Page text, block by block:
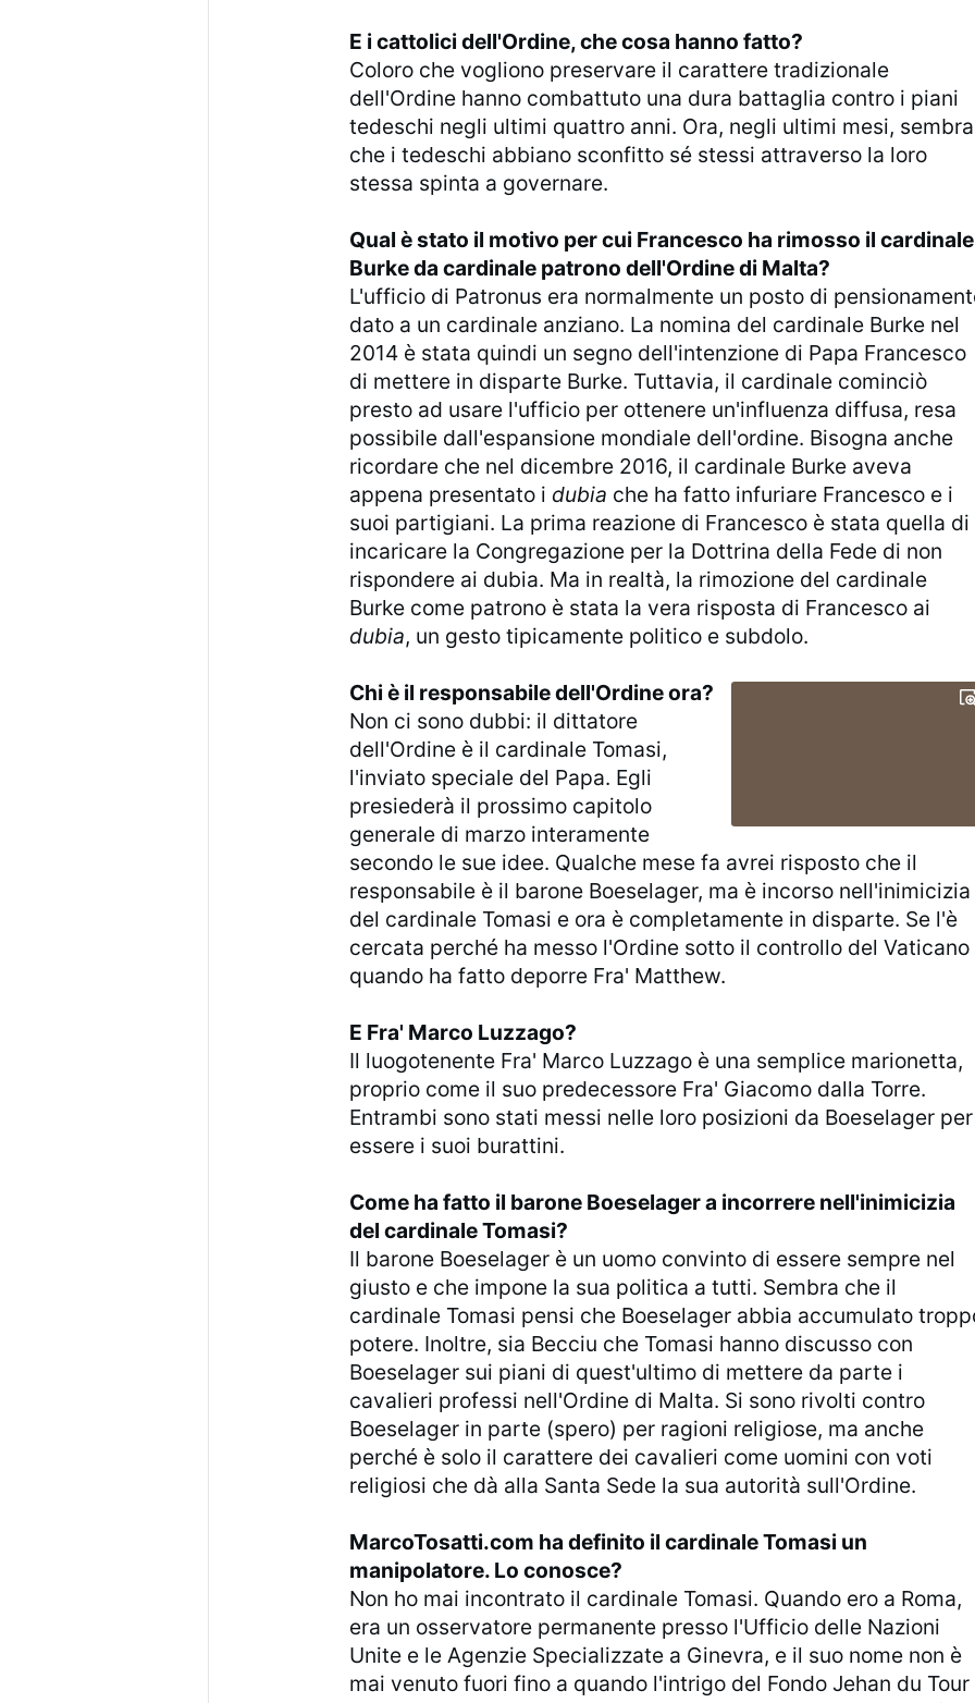
E i cattolici dell'Ordine, che cosa hanno fatto?
Coloro che vogliono preservare il carattere tradizionale
dell'Ordine hanno combattuto una dura battaglia contro i piani
tedeschi negli ultimi quattro anni. Ora, negli ultimi mesi, sembra
che i tedeschi abbiano sconfitto sé stessi attraverso la loro
stessa spinta a governare.
Qual è stato il motivo per cui Francesco ha rimosso il cardinale
Burke da cardinale patrono dell'Ordine di Malta?
L'ufficio di Patronus era normalmente un posto di
dato a un cardinale anziano. La nomina del cardinale Burke nel
2014 è stata quindi un segno dell'intenzione di Papa Francesco
di mettere in disparte Burke. Tuttavia, il cardinale cominciò
presto ad usare l'ufficio per ottenere un'influenza diffusa, resa
possibile dall'espansione mondiale dell'ordine. Bisogna anche
ricordare che nel dicembre 2016, il cardinale Burke aveva
appena presentato i dubia che ha fatto infuriare Francesco e i
suoi partigiani. La prima reazione di Francesco è stata quella di
incaricare la Congregazione per la Dottrina della Fede di non
rispondere ai dubia. Ma in realtà, la rimozione del cardinale
Burke come patrono è stata la vera risposta di Francesco ai
dubia, un gesto tipicamente politico e subdolo.
Chi è il responsabile dell'Ordine ora?
Non ci sono dubbi: il dittatore
dell'Ordine è il cardinale Tomasi,
l'inviato speciale del Papa. Egli
presiederà il prossimo capitolo
generale di marzo interamente
secondo le sue idee. Qualche mese fa avrei risposto che il
responsabile è il barone Boeselager, ma è incorso nell'inimicizia
del cardinale Tomasi e ora è completamente in disparte. Se l'è
cercata perché ha messo l'Ordine sotto il controllo del Vaticano
quando ha fatto deporre Fra' Matthew.
E Fra' Marco Luzzago?
Il luogotenente Fra' Marco Luzzago è una semplice marionetta,
proprio come il suo predecessore Fra' Giacomo dalla Torre.
Entrambi sono stati messi nelle loro posizioni da Boeselager per
essere i suoi burattini.
Come ha fatto il barone Boeselager a incorrere nell'inimicizia
del cardinale Tomasi?
Il barone Boeselager è un uomo convinto di essere sempre nel
giusto e che impone la sua politica a tutti. Sembra che il
cardinale Tomasi pensi che Boeselager abbia accumulato
potere. Inoltre, sia Becciu che Tomasi hanno discusso con
Boeselager sui piani di quest'ultimo di mettere da parte i
cavalieri professi nell'Ordine di Malta. Si sono rivolti contro
Boeselager in parte (spero) per ragioni religiose, ma anche
perché è solo il carattere dei cavalieri come uomini con voti
religiosi che dà alla Santa Sede la sua autorità sull'Ordine.
MarcoTosatti.com ha definito il cardinale Tomasi un
manipolatore. Lo conosce?
Non ho mai incontrato il cardinale Tomasi. Quando ero a Roma,
era un osservatore permanente presso l'Ufficio delle Nazioni
Unite e le Agenzie Specializzate a Ginevra, e il suo nome non è
mai venuto fuori fino a quando l'intrigo del Fondo Jehan du Tour